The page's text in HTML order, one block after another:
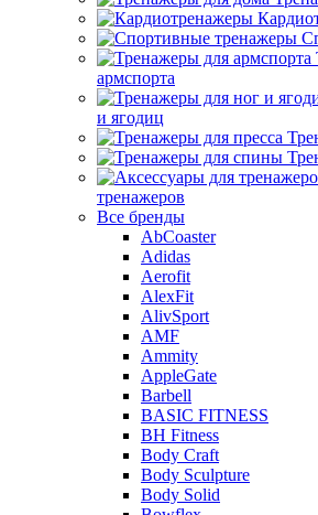
армспорта
и ягодиц
тренажеров
Все бренды
AbCoaster
Adidas
Aerofit
AlexFit
AlivSport
AMF
Ammity
AppleGate
Barbell
BASIC FITNESS
BH Fitness
Body Craft
Body Sculpture
Body Solid